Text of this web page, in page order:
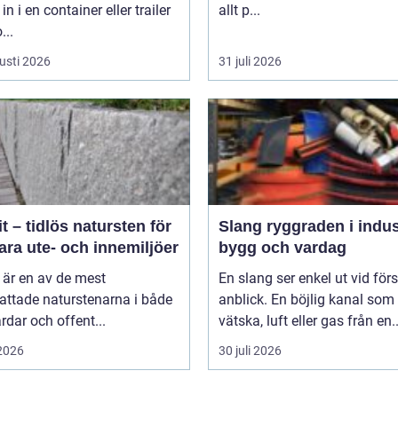
i en container eller trailer
2026
allt p...
31 juli 2026
– tidlös natursten för
ute- och innemiljöer
en av de mest
naturstenarna i både
och offent...
Slang ryggraden i industri,
bygg och vardag
En slang ser enkel ut vid
anblick. En böjlig kanal
vätska, luft eller gas från
30 juli 2026